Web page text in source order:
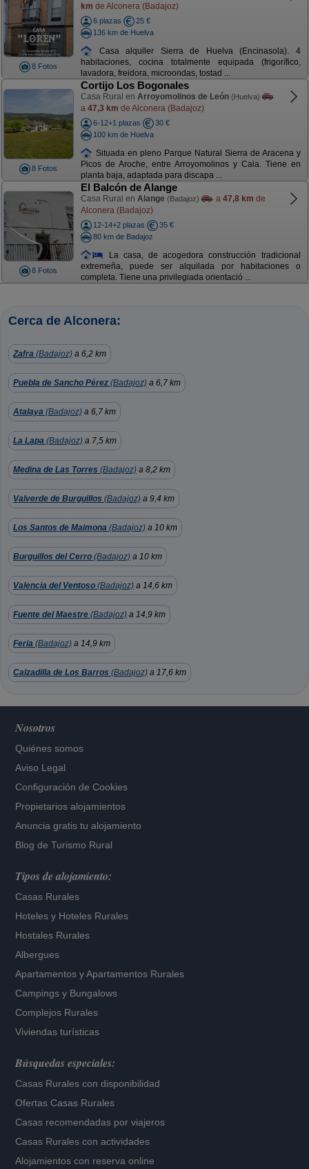
8 Fotos
km de Alconera (Badajoz)
6 plazas
25 €
136 km de Huelva
Casa alquiler Sierra de Huelva (Encinasola). 4
habitaciones, cocina totalmente equipada (frigorífico,
lavadora, freidora, microondas, tostad ...
8 Fotos
Cortijo Los Bogonales
Casa Rural en Arroyomolinos de León (Huelva)
a 47,3 km de Alconera (Badajoz)
6-12+1 plazas
30 €
100 km de Huelva
Situada en pleno Parque Natural Sierra de Aracena y
Picos de Aroche, entre Arroyomolinos y Cala. Tiene en
planta baja, adaptada para discapa ...
8 Fotos
El Balcón de Alange
Casa Rural en Alange (Badajoz) a 47,8 km de
Alconera (Badajoz)
12-14+2 plazas
35 €
80 km de Badajoz
La casa, de acogedora construcción tradicional
extremeña, puede ser alquilada por habitaciones o
completa. Tiene una privilegiada orientació ...
Cerca de Alconera:
Zafra (Badajoz) a 6,2 km
Puebla de Sancho Pérez (Badajoz) a 6,7 km
Atalaya (Badajoz) a 6,7 km
La Lapa (Badajoz) a 7,5 km
Medina de Las Torres (Badajoz) a 8,2 km
Valverde de Burguillos (Badajoz) a 9,4 km
Los Santos de Maimona (Badajoz) a 10 km
Burguillos del Cerro (Badajoz) a 10 km
Valencia del Ventoso (Badajoz) a 14,6 km
Fuente del Maestre (Badajoz) a 14,9 km
Feria (Badajoz) a 14,9 km
Calzadilla de Los Barros (Badajoz) a 17,6 km
Nosotros
Quiénes somos
Aviso Legal
Configuración de Cookies
Propietarios alojamientos
Anuncia gratis tu alojamiento
Blog de Turismo Rural
Tipos de alojamiento:
Casas Rurales
Hoteles y Hoteles Rurales
Hostales Rurales
Albergues
Apartamentos yApartamentos Rurales
Campings y Bungalows
Complejos Rurales
Viviendas turísticas
Búsquedas especiales:
Casas Rurales con disponibilidad
Ofertas Casas Rurales
Casas recomendadas por viajeros
Casas Rurales con actividades
Alojamientos con reserva online